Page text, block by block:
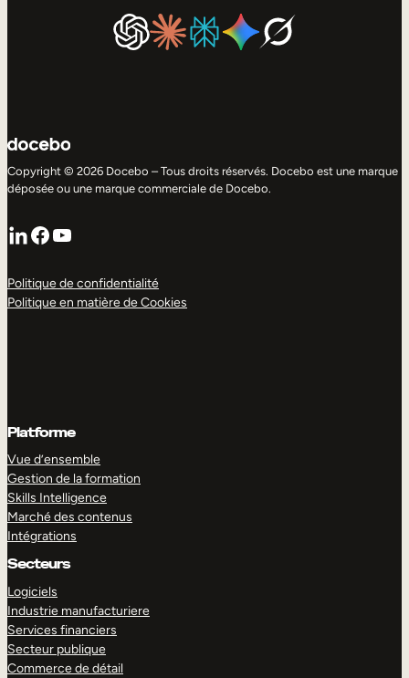
Copyright © 2026 Docebo – Tous droits réservés. Docebo est une marque
déposée ou une marque commerciale de Docebo.
LinkedIn
Facebook
YouTube
Politique de confidentialité
Politique en matière de Cookies
Platforme
Vue d’ensemble
Gestion de la formation
Skills Intelligence
Marché des contenus
Intégrations
Secteurs
Logiciels
Industrie manufacturiere
Services financiers
Secteur publique
Commerce de détail